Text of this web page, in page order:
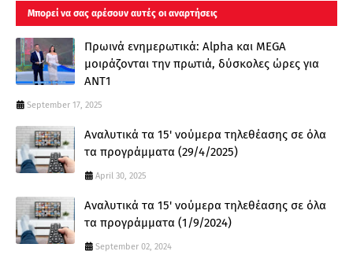
Μπορεί να σας αρέσουν αυτές οι αναρτήσεις
Πρωινά ενημερωτικά: Alpha και MEGA
μοιράζονται την πρωτιά, δύσκολες ώρες για
ΑΝΤ1
September 17, 2025
Αναλυτικά τα 15' νούμερα τηλεθέασης σε όλα
τα προγράμματα (29/4/2025)
April 30, 2025
Αναλυτικά τα 15' νούμερα τηλεθέασης σε όλα
τα προγράμματα (1/9/2024)
September 02, 2024